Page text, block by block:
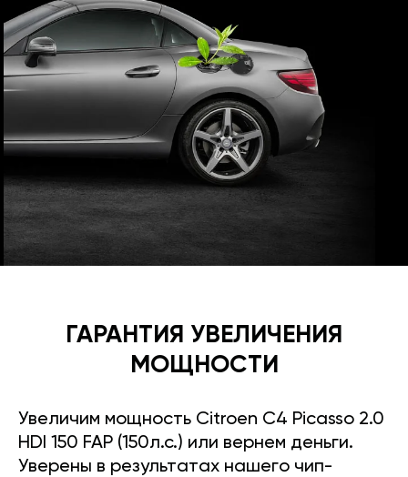
ГАРАНТИЯ УВЕЛИЧЕНИЯ
МОЩНОСТИ
Увеличим мощность Citroen C4 Picasso 2.0
HDI 150 FAP (150л.с.) или вернем деньги.
Уверены в результатах нашего чип-